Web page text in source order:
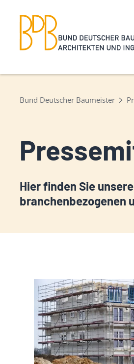
Bund Deutscher Baumeister
Hier finden Sie
branchenbezogenen